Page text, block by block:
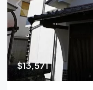
$13,571